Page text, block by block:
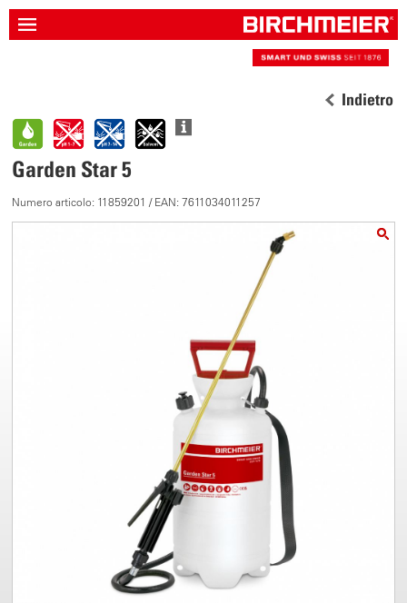
Indietro
Garden Star 5
Numero articolo: 11859201 / EAN: 7611034011257